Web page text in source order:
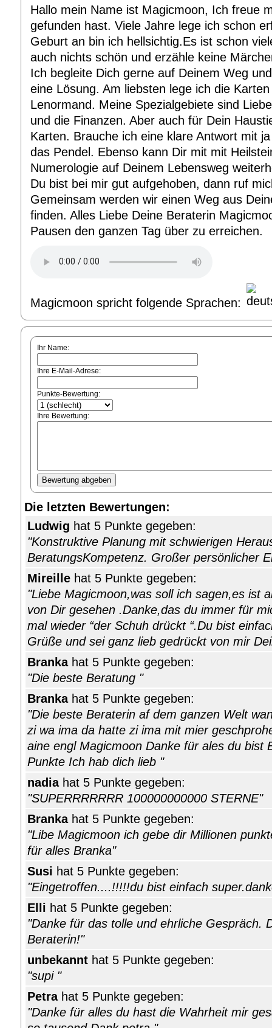
Hallo mein Name ist Magicmoon, Ich freue
gefunden hast. Viele Jahre lege ich schon
Geburt an bin ich hellsichtig.Es ist schon
auch nichts schön und erzähle keine
Ich begleite Dich gerne auf Deinem Weg
eine Lösung. Am liebsten lege ich die
Lenormand. Meine Spezialgebiete sind
und die Finanzen. Aber auch für Dein
Karten. Brauche ich eine klare Antwort mit
das Pendel. Ebenso kann Dir mit mit
Numerologie auf Deinem Lebensweg
Du bist bei mir gut aufgehoben, dann ruf
Gemeinsam werden wir einen Weg aus
finden. Alles Liebe Deine Beraterin
Pausen den ganzen Tag über zu erreichen.
Magicmoon spricht folgende Sprachen:
Ihr Name:
Ihre E-Mail-Adrese:
Punkte-Bewertung:
Ihre Bewertung:
Die letzten Bewertungen:
Ludwig hat 5 Punkte gegeben:
"Konstruktive Planung mit schwierigen
BeratungsKompetenz. Großer persönlicher
Mireille hat 5 Punkte gegeben:
"Liebe Magicmoon,was soll ich sagen,es ist
von Dir gesehen .Danke,das du immer für
mal wieder “der Schuh drückt “.Du bist
Grüße und sei ganz lieb gedrückt von mir
Brankahat 5 Punkte gegeben:
"Die beste Beratung "
Brankahat 5 Punkte gegeben:
"Die beste Beraterin af dem ganzen Welt
zi wa ima da hatte zi ima mit mier
aine engl Magicmoon Danke für ales du bist
Punkte Ich hab dich lieb "
nadiahat 5 Punkte gegeben:
"SUPERRRRRRR 100000000000 STERNE"
Brankahat 5 Punkte gegeben:
"Libe Magicmoon ich gebe dir Millionen
für alles Branka"
Susi hat 5 Punkte gegeben:
"Eingetroffen....!!!!!du bist einfach
Elli hat 5 Punkte gegeben:
"Danke für das tolle und ehrliche Gespräch.
Beraterin!"
unbekannt hat 5 Punkte gegeben:
"supi "
Petrahat 5 Punkte gegeben:
"Danke für alles du hast die Wahrheit mir